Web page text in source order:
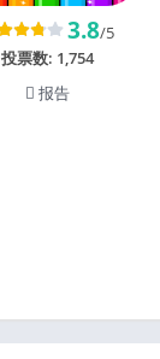
3.8/5
投票数: 1,754
报告